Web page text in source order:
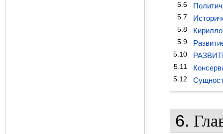
5.6
5.7
5.8
5.9
5.10
5.11
5.12
6.